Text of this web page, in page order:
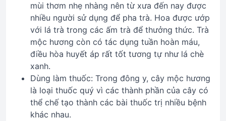
mùi thơm nhẹ nhàng nên từ xưa đến nay được
nhiều người sử dụng để pha trà. Hoa được ướp
với lá trà trong các ấm trà để thưởng thức. Trà
mộc hương còn có tác dụng tuần hoàn máu,
điều hòa huyết áp rất tốt tương tự như lá chè
xanh.
Dùng làm thuốc: Trong đông y, cây mộc hương
là loại thuốc quý vì các thành phần của cây có
thể chế tạo thành các bài thuốc trị nhiều bệnh
khác nhau.